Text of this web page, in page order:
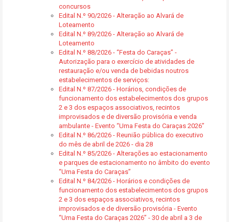
concursos
Edital N.º 90/2026 - Alteração ao Alvará de
Loteamento
Edital N.º 89/2026 - Alteração ao Alvará de
Loteamento
Edital N.º 88/2026 - “Festa do Caraças” -
Autorização para o exercício de atividades de
restauração e/ou venda de bebidas noutros
estabelecimentos de serviços:
Edital N.º 87/2026 - Horários, condições de
funcionamento dos estabelecimentos dos grupos
2 e 3 dos espaços associativos, recintos
improvisados e de diversão provisória e venda
ambulante - Evento “Uma Festa do Caraças 2026”
Edital N.º 86/2026 - Reunião pública do executivo
do mês de abril de 2026 - dia 28
Edital N.º 85/2026 - Alterações ao estacionamento
e parques de estacionamento no âmbito do evento
“Uma Festa do Caraças”
Edital N.º 84/2026 - Horários e condições de
funcionamento dos estabelecimentos dos grupos
2 e 3 dos espaços associativos, recintos
improvisados e de diversão provisória - Evento
“Uma Festa do Caraças 2026” - 30 de abril a 3 de